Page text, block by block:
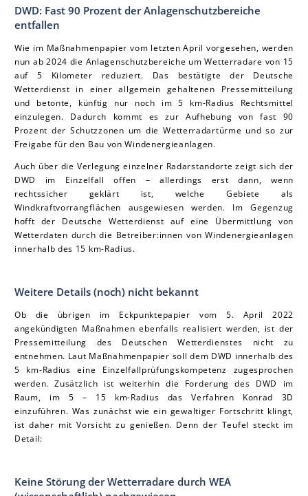
DWD: Fast 90 Prozent der Anlagenschutzbereiche
entfallen
Wie im Maßnahmenpapier vom letzten April vorgesehen, werden
nun ab 2024 die Anlagenschutzbereiche um Wetterradare von 15
auf 5 Kilometer reduziert. Das bestätigte der Deutsche
Wetterdienst in einer allgemein gehaltenen Pressemitteilung
und betonte, künftig nur noch im 5 km-Radius Rechtsmittel
einzulegen. Dadurch kommt es zur Aufhebung von fast 90
Prozent der Schutzzonen um die Wetterradartürme und so zur
Freigabe für den Bau von Windenergieanlagen.
Auch über die Verlegung einzelner Radarstandorte zeigt sich der
DWD im Einzelfall offen – allerdings erst dann, wenn
rechtssicher geklärt ist, welche Gebiete als
Windkraftvorrangflächen ausgewiesen werden. Im Gegenzug
hofft der Deutsche Wetterdienst auf eine Übermittlung von
Wetterdaten durch die Betreiber:innen von Windenergieanlagen
innerhalb des 15 km-Radius.
Weitere Details (noch) nicht bekannt
Ob die übrigen im Eckpunktepapier vom 5. April 2022
angekündigten Maßnahmen ebenfalls realisiert werden, ist der
Pressemitteilung des Deutschen Wetterdienstes nicht zu
entnehmen. Laut Maßnahmenpapier soll dem DWD innerhalb des
5 km-Radius eine Einzelfallprüfungskompetenz zugesprochen
werden. Zusätzlich ist weiterhin die Forderung des DWD im
Raum, im 5 – 15 km-Radius das Verfahren Konrad 3D
einzuführen. Was zunächst wie ein gewaltiger Fortschritt klingt,
ist daher mit Vorsicht zu genießen. Denn der Teufel steckt im
Detail:
Keine Störung der Wetterradare durch WEA